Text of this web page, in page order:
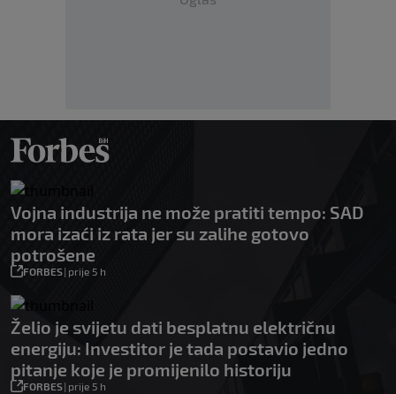
Vojna industrija ne može pratiti tempo: SAD
mora izaći iz rata jer su zalihe gotovo
potrošene
FORBES| prije 5 h
Želio je svijetu dati besplatnu električnu
energiju: Investitor je tada postavio jedno
pitanje koje je promijenilo historiju
FORBES| prije 5 h